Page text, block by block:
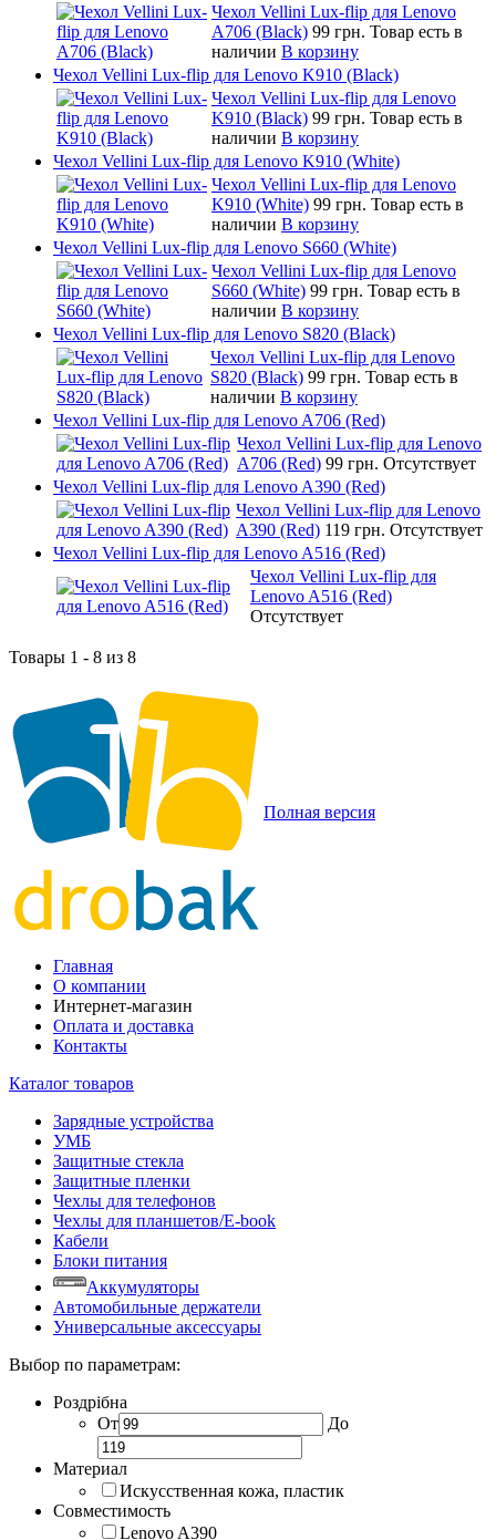
Чехол Vellini Lux-flip для Lenovo
A706 (Black) 99 грн. Товар есть в
наличии В корзину
Чехол Vellini Lux-flip для Lenovo K910 (Black)
Чехол Vellini Lux-flip для Lenovo
K910 (Black) 99 грн. Товар есть в
наличии В корзину
Чехол Vellini Lux-flip для Lenovo K910 (White)
Чехол Vellini Lux-flip для Lenovo
K910 (White) 99 грн. Товар есть в
наличии В корзину
Чехол Vellini Lux-flip для Lenovo S660 (White)
Чехол Vellini Lux-flip для Lenovo
S660 (White) 99 грн. Товар есть в
наличии В корзину
Чехол Vellini Lux-flip для Lenovo S820 (Black)
Чехол Vellini Lux-flip для Lenovo
S820 (Black) 99 грн. Товар есть в
наличии В корзину
Чехол Vellini Lux-flip для Lenovo A706 (Red)
Чехол Vellini Lux-flip для Lenovo
A706 (Red) 99 грн. Отсутствует
Чехол Vellini Lux-flip для Lenovo A390 (Red)
Чехол Vellini Lux-flip для Lenovo
A390 (Red) 119 грн. Отсутствует
Чехол Vellini Lux-flip для Lenovo A516 (Red)
Чехол Vellini Lux-flip для
Lenovo A516 (Red)
Отсутствует
Товары 1 - 8 из 8
Полная версия
Главная
О компании
Интернет-магазин
Оплата и доставка
Контакты
Каталог товаров
Зарядные устройства
УМБ
Защитные стекла
Защитные пленки
Чехлы для телефонов
Чехлы для планшетов/E-book
Кабели
Блоки питания
Аккумуляторы
Автомобильные держатели
Универсальные аксессуары
Выбор по параметрам:
Роздрібна
От
До
Материал
Искусственная кожа, пластик
Совместимость
Lenovo A390